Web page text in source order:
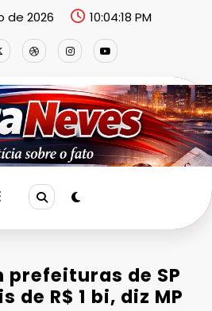
de 2026 10:04:18 PM
prefeituras de SP
de R$ 1 bi, diz MP